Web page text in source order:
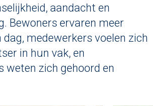
aandacht en
Bewoners ervaren meer
dag, medewerkers voelen zich
in hun vak, en
weten zich gehoord en